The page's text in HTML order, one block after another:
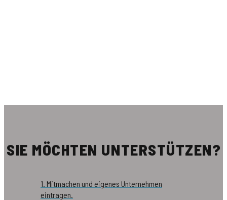
SIE MÖCHTEN UNTERSTÜTZEN?
1. Mitmachen und eigenes Unternehmen
eintragen.